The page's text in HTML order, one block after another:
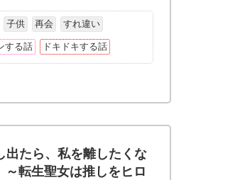
子供 再会 すれ違い
する話 ドキドキする話
出たら、私を離したくな
転生聖女は推しをヒロ